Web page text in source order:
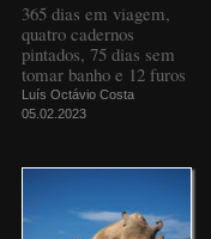
365 dias em viagem,
quatro cadernos
pintados, 75 dias sem
tomar banho e 12 furos
Luís Octávio Costa
05.02.2023